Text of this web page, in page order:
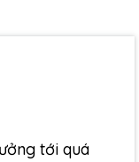
tới quá